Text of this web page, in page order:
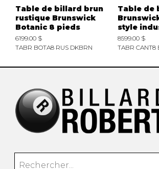
Table de billard brun
rustique Brunswick
Botanic 8 pieds
6199.00 $
TABR BOTA8 RUS DKBRN
Table de
style
8599.00 $
TABR CANT8